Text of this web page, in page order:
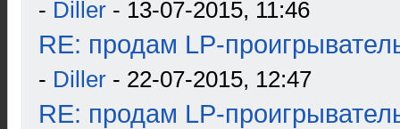
- Diller - 13-07-2015, 11:46
RE: продам LP-
- Diller - 22-07-2015, 12:47
RE: продам LP-